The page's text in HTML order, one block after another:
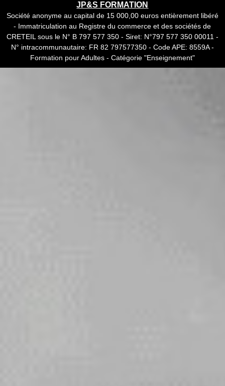
JP&S FORMATION
Société anonyme au capital de 15 000,00 euros entièrement libéré
- Immatriculation au Registre du commerce et des sociétés de
CRETEIL sous le N° B 797 577 350 - Siret: N°797 577 350 00011 -
N° intracommunautaire: FR 82 797577350 - Code APE: 8559A -
Formation pour Adultes - Catégorie "Enseignement"